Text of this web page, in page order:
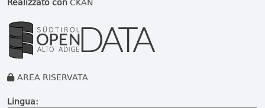
AREA RISERVATA
Lingua